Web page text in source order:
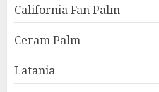
California Fan Palm
Ceram Palm
Latania